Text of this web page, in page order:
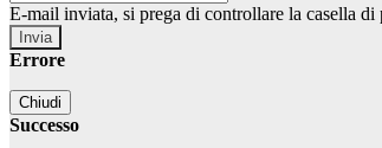
E-mail inviata, si prega di controllare la casella di
Errore
Chiudi
Successo